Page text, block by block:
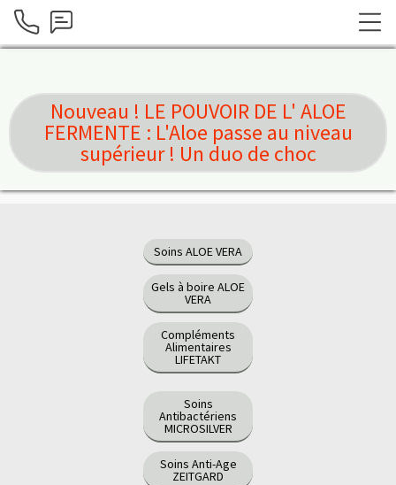
Nouveau ! LE POUVOIR DE L' ALOE
FERMENTE : L'Aloe passe au niveau
supérieur ! Un duo de choc
Soins ALOE VERA
Gels à boire ALOE
VERA
Compléments
Alimentaires
LIFETAKT
Soins
Antibactériens
MICROSILVER
Soins Anti-Age
ZEITGARD